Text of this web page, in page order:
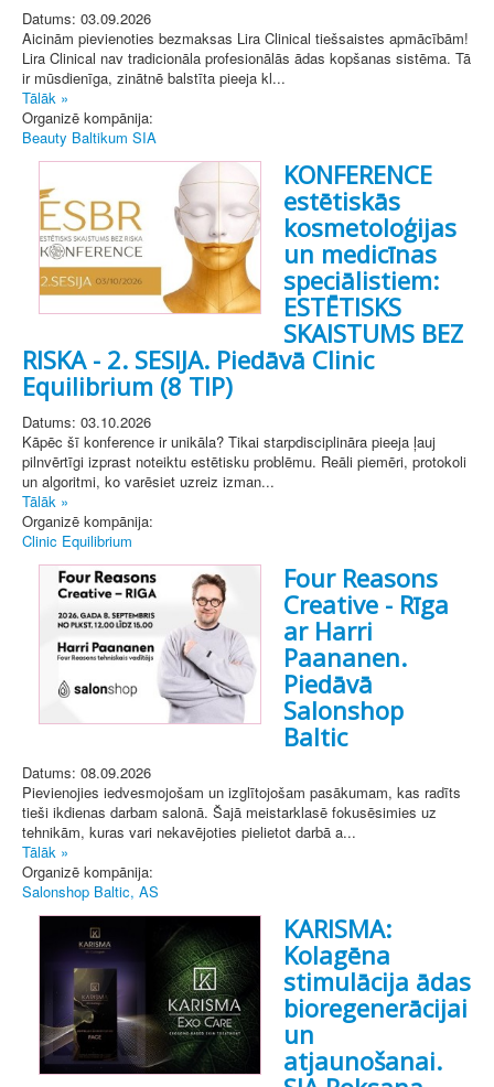
Datums: 03.09.2026
Aicinām pievienoties bezmaksas Lira Clinical tiešsaistes apmācībām!
Lira Clinical nav tradicionāla profesionālās ādas kopšanas sistēma. Tā
ir mūsdienīga, zinātnē balstīta pieeja kl...
Tālāk »
Organizē kompānija:
Beauty Baltikum SIA
KONFERENCE
estētiskās
kosmetoloģijas
un medicīnas
speciālistiem:
ESTĒTISKS
SKAISTUMS BEZ
RISKA - 2. SESIJA. Piedāvā Clinic
Equilibrium (8 TIP)
Datums: 03.10.2026
Kāpēc šī konference ir unikāla? Tikai starpdisciplināra pieeja ļauj
pilnvērtīgi izprast noteiktu estētisku problēmu. Reāli piemēri, protokoli
un algoritmi, ko varēsiet uzreiz izman...
Tālāk »
Organizē kompānija:
Clinic Equilibrium
Four Reasons
Creative - Rīga
ar Harri
Paananen.
Piedāvā
Salonshop
Baltic
Datums: 08.09.2026
Pievienojies iedvesmojošam un izglītojošam pasākumam, kas radīts
tieši ikdienas darbam salonā. Šajā meistarklasē fokusēsimies uz
tehnikām, kuras vari nekavējoties pielietot darbā a...
Tālāk »
Organizē kompānija:
Salonshop Baltic, AS
KARISMA:
Kolagēna
stimulācija ādas
bioregenerācijai
un
atjaunošanai.